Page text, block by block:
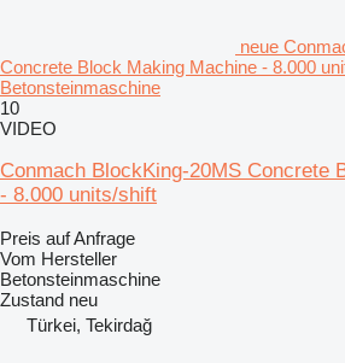
neue
Concrete Block Making Machine - 8.000
Betonsteinmaschine
10
VIDEO
Conmach BlockKing-20MS Concrete
- 8.000 units/shift
Preis auf Anfrage
Vom Hersteller
Betonsteinmaschine
Zustand neu
Türkei, Tekirdağ